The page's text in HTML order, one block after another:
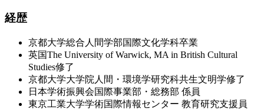
経歴
京都大学総合人間学部国際文化学科卒業
英国The University of Warwick, MA in British Cultural
Studies修了
京都大学大学院人間・環境学研究科共生文明学修了
日本学術振興会国際事業部・総務部 係員
東京工業大学学術国際情報センター 教育研究支援員